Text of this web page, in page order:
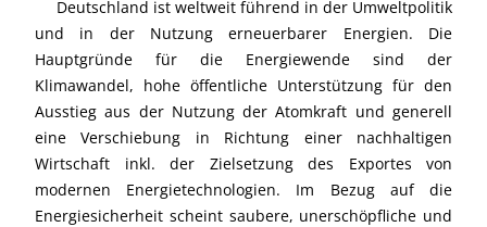
Deutschland ist weltweit führend in der Umweltpolitik
und in der Nutzung erneuerbarer Energien. Die
Hauptgründe für die Energiewende sind der
Klimawandel, hohe öffentliche Unterstützung für den
Ausstieg aus der Nutzung der Atomkraft und generell
eine Verschiebung in Richtung einer nachhaltigen
Wirtschaft inkl. der Zielsetzung des Exportes von
modernen Energietechnologien. Im Bezug auf die
Energiesicherheit scheint saubere, unerschöpfliche und